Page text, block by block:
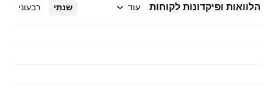
הלוואות ופיקדונות לקוחות שנתי רבעוני עוד